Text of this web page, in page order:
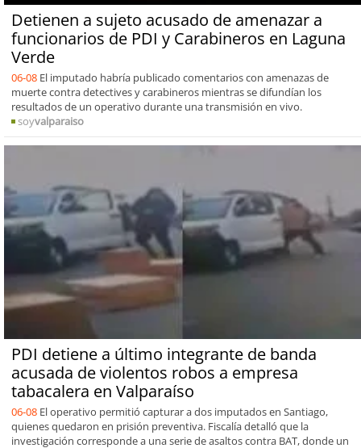
Detienen a sujeto acusado de amenazar a
funcionarios de PDI y Carabineros en Laguna
Verde
06-08 El imputado habría publicado comentarios con amenazas de
muerte contra detectives y carabineros mientras se difundían los
resultados de un operativo durante una transmisión en vivo.
soyvalparaiso
PDI detiene a último integrante de banda
acusada de violentos robos a empresa
tabacalera en Valparaíso
06-08 El operativo permitió capturar a dos imputados en Santiago,
quienes quedaron en prisión preventiva. Fiscalía detalló que la
investigación corresponde a una serie de asaltos contra BAT, donde un